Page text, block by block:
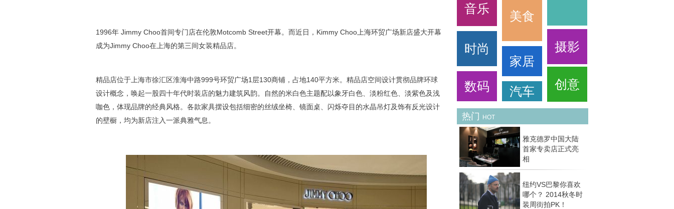
1996年 Jimmy Choo首间专门店在伦敦Motcomb Street开幕。而近日，Kimmy Choo上海环贸广场新店盛大开幕
成为Jimmy Choo在上海的第三间女装精品店。
精品店位于上海市徐汇区淮海中路999号环贸广场1层130商铺，占地140平方米。精品店空间设计贯彻品牌环球
设计概念，唤起一股四十年代时装店的魅力建筑风韵。自然的米白色主题配以象牙白色、淡粉红色、淡紫色及浅
咖色，体现品牌的经典风格。各款家具摆设包括细密的丝绒坐椅、镜面桌、闪烁夺目的水晶吊灯及饰有反光设计
的壁橱，均为新店注入一派典雅气息。
音乐
美食
时尚
数码
家居
摄影
汽车 创意
热门 HOT
雅克德罗中国大陆
首家专卖店正式亮
相
纽约VS巴黎你喜欢
哪个？ 2014秋冬时
装周街拍PK！